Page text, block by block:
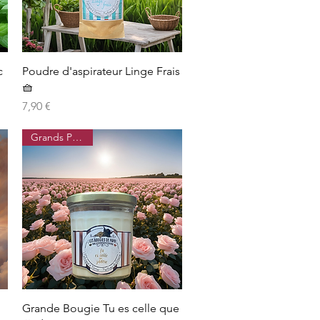
Aperçu rapide
Poudre d'aspirateur Linge Frais
🧺
Prix
7,90 €
Aperçu rapide
Grands Parfums
Grande Bougie Tu es celle que